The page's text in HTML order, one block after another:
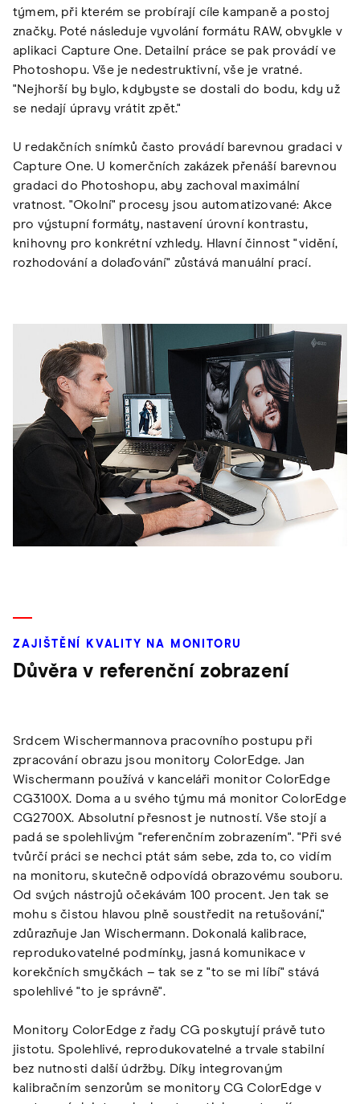
týmem, při kterém se probírají cíle kampaně a postoj
značky. Poté následuje vyvolání formátu RAW, obvykle v
aplikaci Capture One. Detailní práce se pak provádí ve
Photoshopu. Vše je nedestruktivní, vše je vratné.
"Nejhorší by bylo, kdybyste se dostali do bodu, kdy už
se nedají úpravy vrátit zpět."
U redakčních snímků často provádí barevnou gradaci v
Capture One. U komerčních zakázek přenáší barevnou
gradaci do Photoshopu, aby zachoval maximální
vratnost. "Okolní" procesy jsou automatizované: Akce
pro výstupní formáty, nastavení úrovní kontrastu,
knihovny pro konkrétní vzhledy. Hlavní činnost "vidění,
rozhodování a dolaďování" zůstává manuální prací.
ZAJIŠTĚNÍ KVALITY NA MONITORU
Důvěra v referenční zobrazení
Srdcem Wischermannova pracovního postupu při
zpracování obrazu jsou monitory ColorEdge. Jan
Wischermann používá v kanceláři monitor ColorEdge
CG3100X. Doma a u svého týmu má monitor ColorEdge
CG2700X. Absolutní přesnost je nutností. Vše stojí a
padá se spolehlivým "referenčním zobrazením". "Při své
tvůrčí práci se nechci ptát sám sebe, zda to, co vidím
na monitoru, skutečně odpovídá obrazovému souboru.
Od svých nástrojů očekávám 100 procent. Jen tak se
mohu s čistou hlavou plně soustředit na retušování,"
zdůrazňuje Jan Wischermann. Dokonalá kalibrace,
reprodukovatelné podmínky, jasná komunikace v
korekčních smyčkách – tak se z "to se mi líbí" stává
spolehlivé "to je správně".
Monitory ColorEdge z řady CG poskytují právě tuto
jistotu. Spolehlivé, reprodukovatelné a trvale stabilní
bez nutnosti další údržby. Díky integrovaným
kalibračním senzorům se monitory CG ColorEdge v